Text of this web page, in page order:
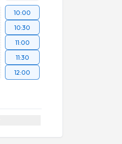
10:00
10:30
11:00
11:30
12:00